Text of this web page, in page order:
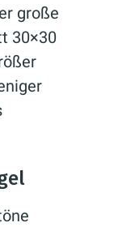
große
30×30